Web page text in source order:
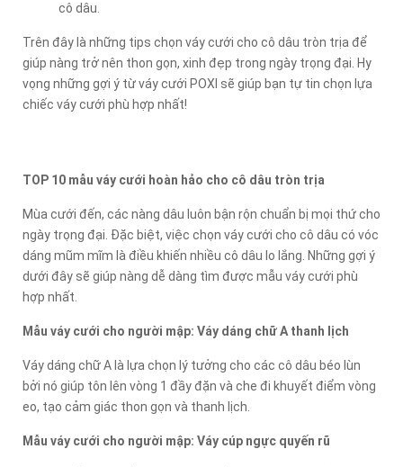
cô dâu.
Trên đây là những tips chọn váy cưới cho cô dâu tròn trịa để
giúp nàng trở nên thon gọn, xinh đẹp trong ngày trọng đại. Hy
vọng những gợi ý từ váy cưới POXI sẽ giúp bạn tự tin chọn lựa
chiếc váy cưới phù hợp nhất!
TOP 10 mẫu váy cưới hoàn hảo cho cô dâu tròn trịa
Mùa cưới đến, các nàng dâu luôn bận rộn chuẩn bị mọi thứ cho
ngày trọng đại. Đặc biệt, việc chọn váy cưới cho cô dâu có vóc
dáng mũm mĩm là điều khiến nhiều cô dâu lo lắng. Những gợi ý
dưới đây sẽ giúp nàng dễ dàng tìm được mẫu váy cưới phù
hợp nhất.
Mẫu váy cưới cho người mập: Váy dáng chữ A thanh lịch
Váy dáng chữ A là lựa chọn lý tưởng cho các cô dâu béo lùn
bởi nó giúp tôn lên vòng 1 đầy đặn và che đi khuyết điểm vòng
eo, tạo cảm giác thon gọn và thanh lịch.
Mẫu váy cưới cho người mập: Váy cúp ngực quyến rũ